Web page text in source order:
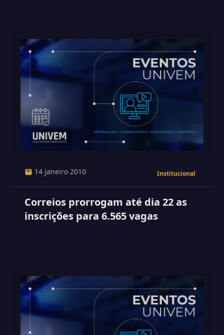
14 janeiro 2010 Institucional
Correios prorrogam até dia 22 as
inscrições para 6.565 vagas